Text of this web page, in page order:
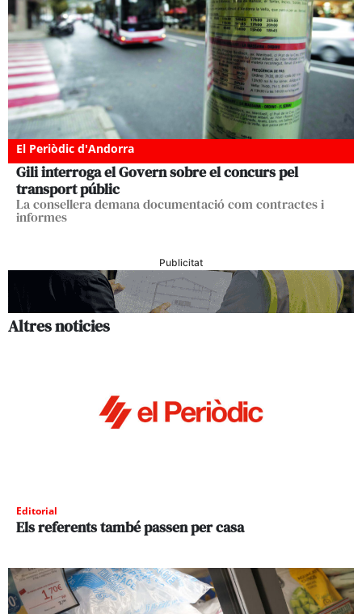
El Periòdic d'Andorra
Gili interroga el Govern sobre el concurs pel
transport públic
La consellera demana documentació com contractes i
informes
Publicitat
Altres noticies
Editorial
Els referents també passen per casa